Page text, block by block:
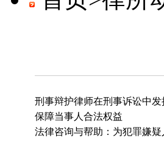
刑事辩护律师在刑事诉讼中
保障当事人合法权益
法律咨询与帮助：为犯罪嫌